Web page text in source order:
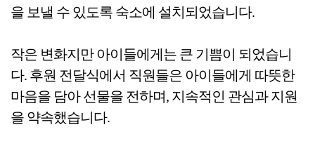
을 보낼 수 있도록 숙소에 설치되었습니다.
작은 변화지만 아이들에게는 큰 기쁨이 되었습니
다. 후원 전달식에서 직원들은 아이들에게 따뜻한
마음을 담아 선물을 전하며, 지속적인 관심과 지원
을 약속했습니다.